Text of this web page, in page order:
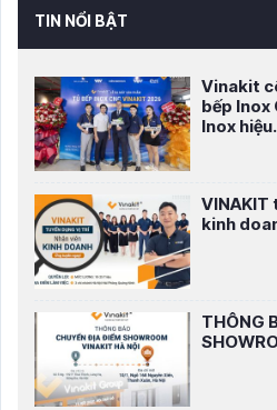
TIN NỔI BẬT
Vinakit
bếp Inox
Inox
VINAKIT
kinh
THÔNG